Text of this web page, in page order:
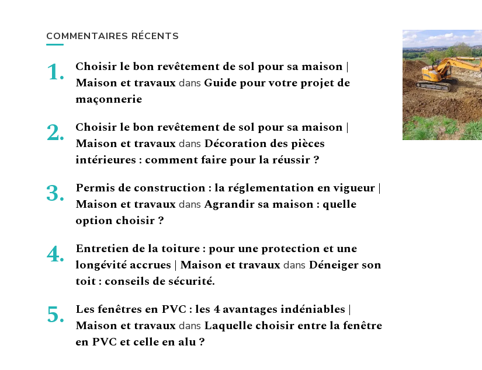
COMMENTAIRES RÉCENTS
Choisir le bon revêtement de sol pour sa maison |
Maison et travaux dans Guide pour votre projet de
maçonnerie
Choisir le bon revêtement de sol pour sa maison |
Maison et travaux dans Décoration des pièces
intérieures : comment faire pour la réussir ?
Permis de construction : la réglementation en vigueur |
Maison et travaux dans Agrandir sa maison : quelle
option choisir ?
Entretien de la toiture : pour une protection et une
longévité accrues | Maison et travaux dans Déneiger son
toit : conseils de sécurité.
Les fenêtres en PVC : les 4 avantages indéniables |
Maison et travaux dans Laquelle choisir entre la fenêtre
en PVC et celle en alu ?